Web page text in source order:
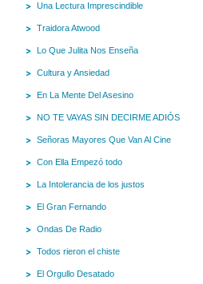
Una Lectura Imprescindible
Traidora Atwood
Lo Que Julita Nos Enseña
Cultura y Ansiedad
En La Mente Del Asesino
NO TE VAYAS SIN DECIRME ADIÓS
Señoras Mayores Que Van Al Cine
Con Ella Empezó todo
La Intolerancia de los justos
El Gran Fernando
Ondas De Radio
Todos rieron el chiste
El Orgullo Desatado